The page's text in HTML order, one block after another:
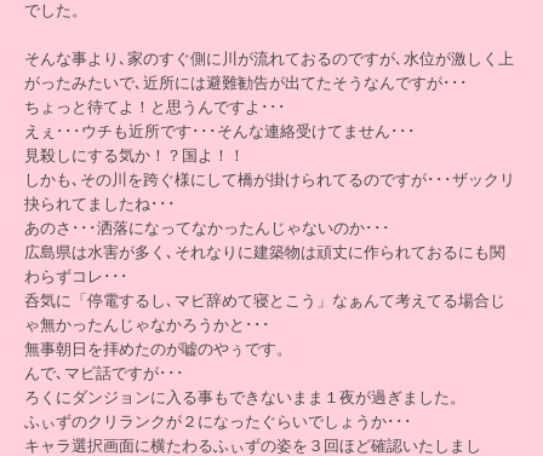
でした。
そんな事より､家のすぐ側に川が流れておるのですが､水位が激しく上
がったみたいで､近所には避難勧告が出てたそうなんですが･･･
ちょっと待てよ！と思うんですよ･･･
えぇ･･･ウチも近所です･･･そんな連絡受けてません･･･
見殺しにする気か！？国よ！！
しかも､その川を跨ぐ様にして橋が掛けられてるのですが･･･ザックリ
抉られてましたね･･･
あのさ･･･洒落になってなかったんじゃないのか･･･
広島県は水害が多く､それなりに建築物は頑丈に作られておるにも関
わらずコレ･･･
呑気に「停電するし､マビ辞めて寝とこう」なぁんて考えてる場合じ
ゃ無かったんじゃなかろうかと･･･
無事朝日を拝めたのが嘘のやぅです。
んで､マビ話ですが･･･
ろくにダンジョンに入る事もできないまま１夜が過ぎました。
ふぃずのクリランクが２になったぐらいでしょうか･･･
キャラ選択画面に横たわるふぃずの姿を３回ほど確認いたしまし